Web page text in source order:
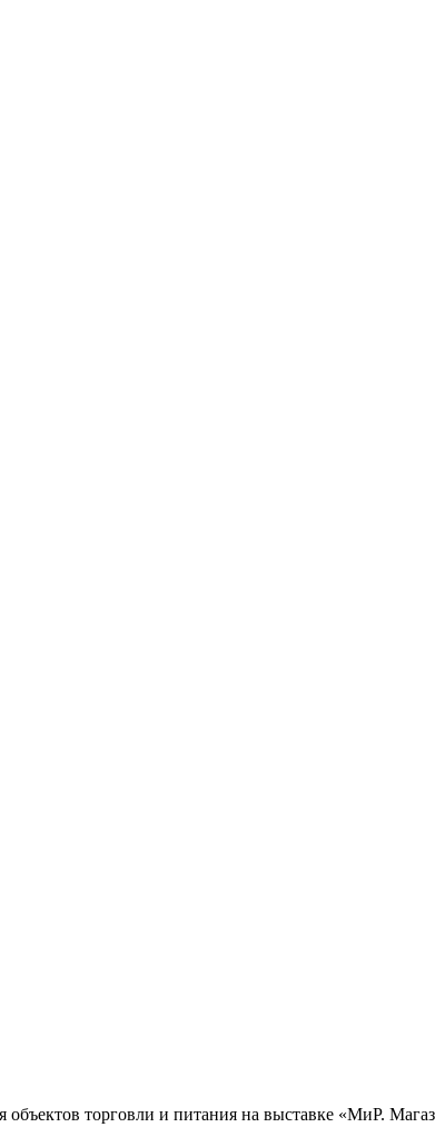
торговли и питания на выставке «МиР.